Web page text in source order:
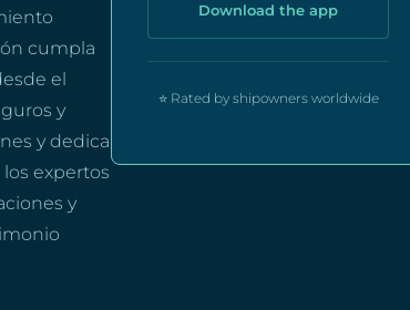
cumpla
el
y
y dedica
expertos
y
Download the app
⭐ Rated by shipowners worldwide